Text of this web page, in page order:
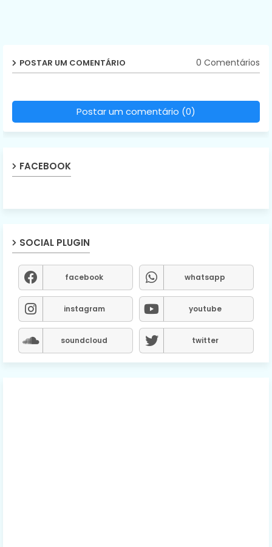
POSTAR UM COMENTÁRIO 0 Comentários
Postar um comentário (0)
FACEBOOK
SOCIAL PLUGIN
facebook whatsapp
instagram youtube
soundcloud twitter